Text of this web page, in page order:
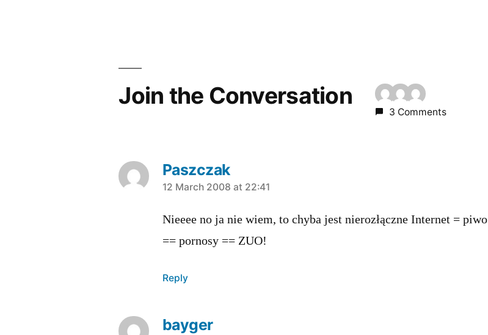
Join the Conversation
3 Comments
Paszczak
says:
12 March 2008 at 22:41
Nieeee no ja nie wiem, to chyba jest nierozłączne Internet = piwo
== pornosy == ZUO!
Reply
bayger